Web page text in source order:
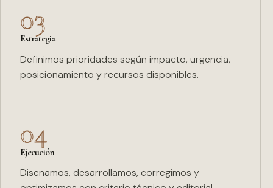
03
Estrategia
Definimos prioridades según impacto, urgencia,
posicionamiento y recursos disponibles.
04
Ejecución
Diseñamos, desarrollamos, corregimos y